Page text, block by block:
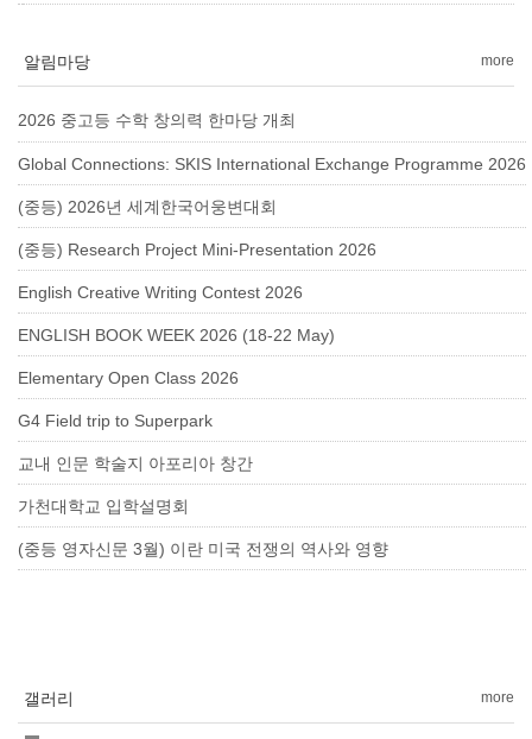
알림마당 more
2026 중고등 수학 창의력 한마당 개최
Global Connections: SKIS International Exchange Programme 2026
(중등) 2026년 세계한국어웅변대회
(중등) Research Project Mini-Presentation 2026
English Creative Writing Contest 2026
ENGLISH BOOK WEEK 2026 (18-22 May)
Elementary Open Class 2026
G4 Field trip to Superpark
교내 인문 학술지 아포리아 창간
가천대학교 입학설명회
(중등 영자신문 3월) 이란 미국 전쟁의 역사와 영향
갤러리 more